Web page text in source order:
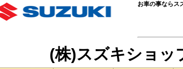
お車の事ならス
(株)スズキショ